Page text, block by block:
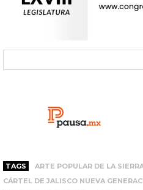
TAGS
ARTE POPULAR DE LA
CÁRTEL DE JALISCO NUEVA